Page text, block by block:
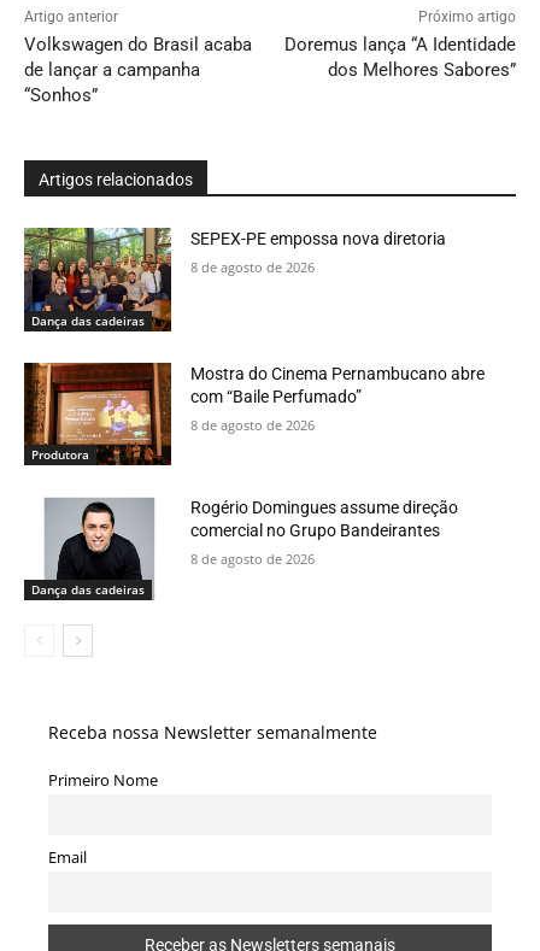
Artigo anterior
Volkswagen do Brasil acaba
de lançar a campanha
“Sonhos”
Próximo artigo
Doremus lança “A Identidade
dos Melhores Sabores”
Artigos relacionados
Dança das cadeiras
SEPEX-PE empossa nova diretoria
8 de agosto de 2026
Produtora
Mostra do Cinema Pernambucano abre
com “Baile Perfumado”
8 de agosto de 2026
Dança das cadeiras
Rogério Domingues assume direção
comercial no Grupo Bandeirantes
8 de agosto de 2026
Receba nossa Newsletter semanalmente
Primeiro Nome
Email